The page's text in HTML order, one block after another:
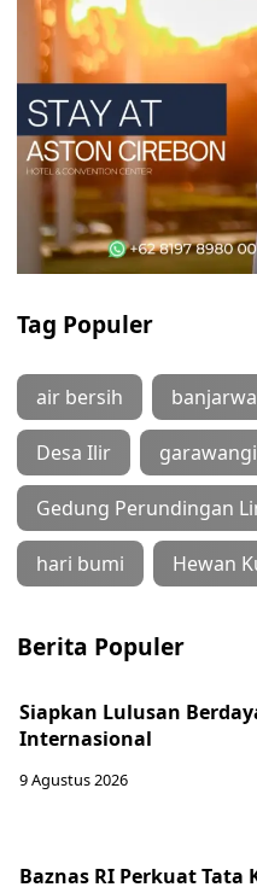
Tag Populer
air bersih
Desa Ilir garawangi
Gedung Perundingan
hari bumi Hewan
Berita Populer
Siapkan Lulusan
Internasional
9 Agustus 2026
Baznas RI Perkuat Tata